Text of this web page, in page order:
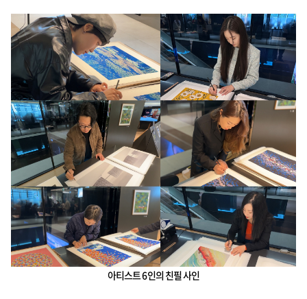
아티스트 6인의 친필 사인